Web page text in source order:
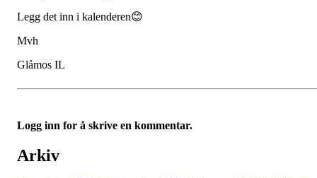
Legg det inn i kalenderen😊
Mvh
Glåmos IL
Logg inn for å skrive en kommentar.
Arkiv